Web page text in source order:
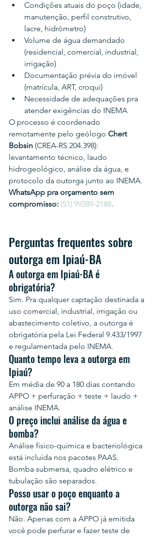
Condições atuais do poço (idade,
manutenção, perfil construtivo,
lacre, hidrômetro)
Volume de água demandado
(residencial, comercial, industrial,
irrigação)
Documentação prévia do imóvel
(matrícula, ART, croqui)
Necessidade de adequações pra
atender exigências do INEMA
O processo é coordenado
remotamente pelo geólogo Chert
Bobsin (CREA-RS 204.398):
levantamento técnico, laudo
hidrogeológico, análise da água, e
protocolo da outorga junto ao INEMA.
WhatsApp pra orçamento sem
compromisso: (51) 99289-2188.
Perguntas frequentes sobre
outorga em Ipiaú-BA
A outorga em Ipiaú-BA é
obrigatória?
Sim. Pra qualquer captação destinada a
uso comercial, industrial, irrigação ou
abastecimento coletivo, a outorga é
obrigatória pela Lei Federal 9.433/1997
e regulamentada pelo INEMA.
Quanto tempo leva a outorga em
Ipiaú?
Em média de 90 a 180 dias contando
APPO + perfuração + teste + laudo +
análise INEMA.
O preço inclui análise da água e
bomba?
Análise físico-química e bacteriológica
está incluída nos pacotes PAAS.
Bomba submersa, quadro elétrico e
tubulação são separados.
Posso usar o poço enquanto a
outorga não sai?
Não. Apenas com a APPO já emitida
você pode perfurar e fazer teste de